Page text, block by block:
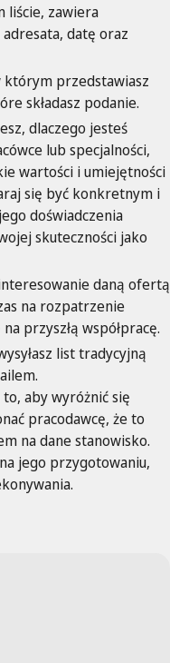
liście, zawiera
datę oraz
przedstawiasz
składasz podanie.
dlaczego jesteś
lub specjalności,
wartości i umiejętności
się być konkretnym i
doświadczenia
skuteczności jako
daną ofertą
na rozpatrzenie
przyszłą współpracę.
list tradycyjną
aby wyróżnić się
pracodawcę, że to
na dane stanowisko.
jego przygotowaniu,